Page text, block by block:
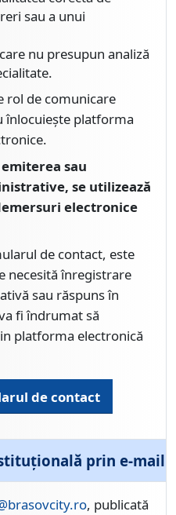
sau a unui
nu presupun analiză
rol de comunicare
înlocuiește platforma
sau
se utilizează
electronice
de contact, este
necesită înregistrare
sau răspuns în
fi îndrumat să
platforma electronică
de contact
prin e-mail
, publicată